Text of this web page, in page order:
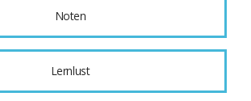
Noten
Lernlust